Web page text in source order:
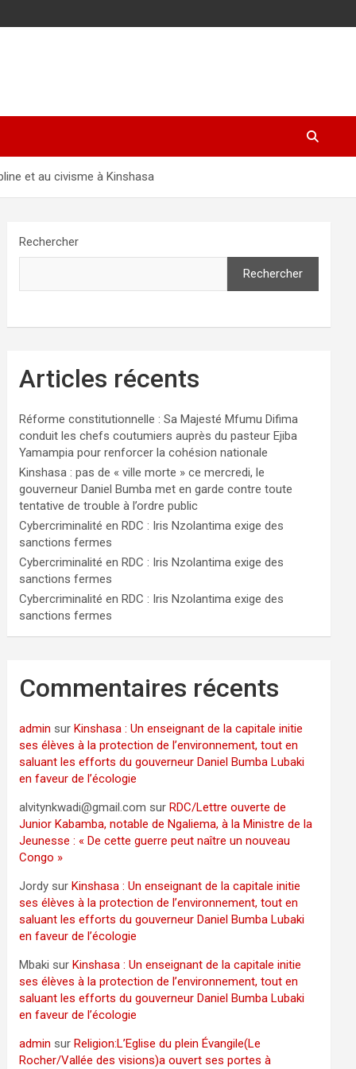
et au civisme à Kinshasa
Rechercher
Rechercher
Articles récents
Réforme constitutionnelle : Sa Majesté Mfumu Difima
conduit les chefs coutumiers auprès du pasteur Ejiba
Yamampia pour renforcer la cohésion nationale
Kinshasa : pas de « ville morte » ce mercredi, le
gouverneur Daniel Bumba met en garde contre toute
tentative de trouble à l’ordre public
Cybercriminalité en RDC : Iris Nzolantima exige des
sanctions fermes
Cybercriminalité en RDC : Iris Nzolantima exige des
sanctions fermes
Cybercriminalité en RDC : Iris Nzolantima exige des
sanctions fermes
Commentaires récents
admin surKinshasa : Un enseignant de la capitale initie
ses élèves à la protection de l’environnement, tout en
saluant les efforts du gouverneur Daniel Bumba Lubaki
en faveur de l’écologie
alvitynkwadi@gmail.com surRDC/Lettre ouverte de
Junior Kabamba, notable de Ngaliema, à la Ministre de la
Jeunesse : « De cette guerre peut naître un nouveau
Congo »
Jordy surKinshasa : Un enseignant de la capitale initie
ses élèves à la protection de l’environnement, tout en
saluant les efforts du gouverneur Daniel Bumba Lubaki
en faveur de l’écologie
Mbaki surKinshasa : Un enseignant de la capitale initie
ses élèves à la protection de l’environnement, tout en
saluant les efforts du gouverneur Daniel Bumba Lubaki
en faveur de l’écologie
admin surReligion:L’Eglise du plein Évangile(Le
Rocher/Vallée des visions)a ouvert ses portes à